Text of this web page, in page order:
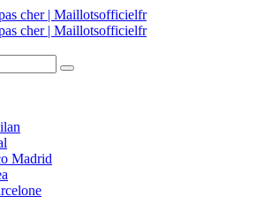
Madrid